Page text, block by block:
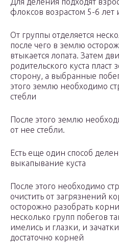
флоксов возрастом 5-6 лет
От группы отделяется
после чего в землю
втыкается лопата. Затем
родительского куста
сторону, а выбранные
этого землю необходимо
стебли
После этого землю
от нее стебли.
Есть еще один способ
выкапывание куста
После этого необходимо
очистить от загрязнений
осторожно разобрать
несколько групп побегов
имелись и глазки, и
достаточно корней